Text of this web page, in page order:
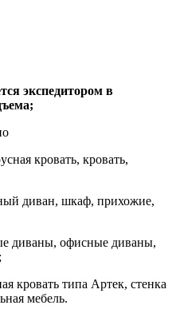
экспедитором в
кровать, кровать,
диван, шкаф, прихожие,
диваны, офисные диваны,
кровать типа Артек, стенка
мебель.